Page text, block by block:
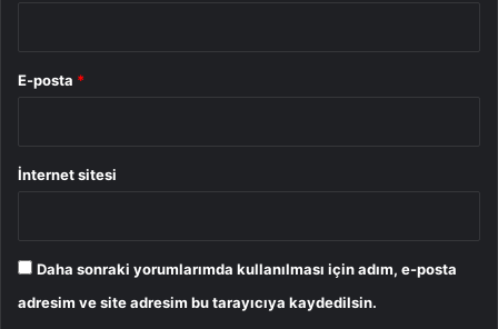
E-posta *
İnternet sitesi
Daha sonraki yorumlarımda kullanılması için adım, e-posta
adresim ve site adresim bu tarayıcıya kaydedilsin.